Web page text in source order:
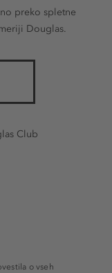
preko spletne
Douglas.
Club
o vseh